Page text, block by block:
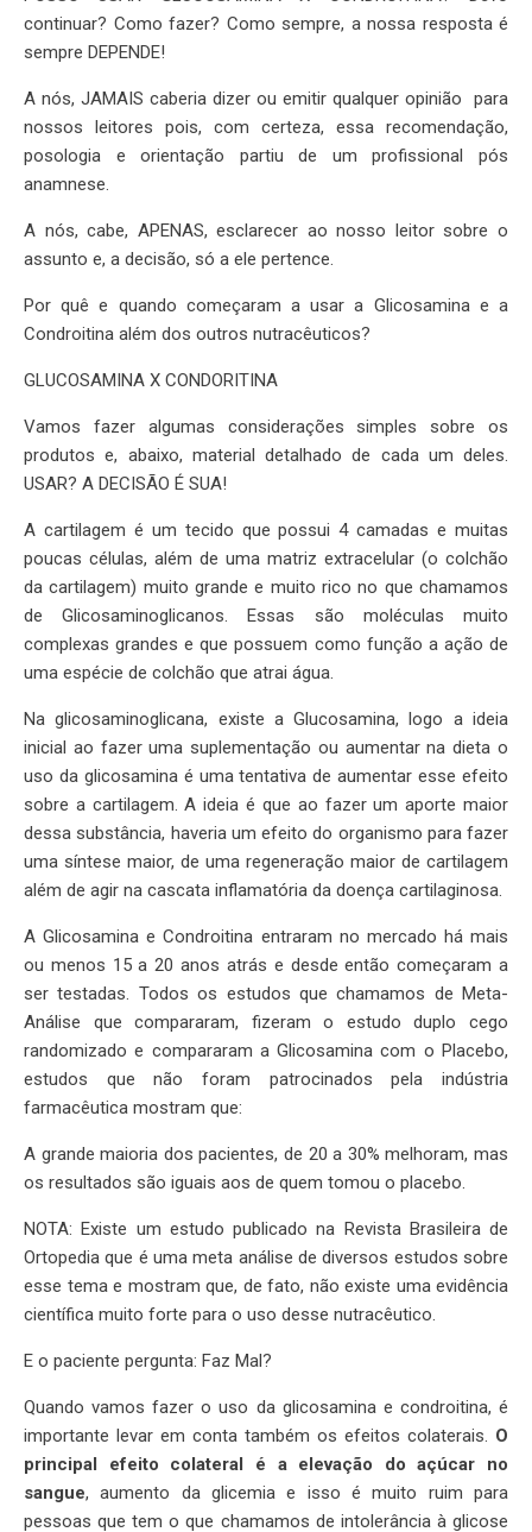
continuar? Como fazer? Como sempre, a nossa resposta é
sempre DEPENDE!
A nós, JAMAIS caberia dizer ou emitir qualquer opinião para
nossos leitores pois, com certeza, essa recomendação,
posologia e orientação partiu de um profissional pós
anamnese.
A nós, cabe, APENAS, esclarecer ao nosso leitor sobre o
assunto e, a decisão, só a ele pertence.
Por quê e quando começaram a usar a Glicosamina e a
Condroitina além dos outros nutracêuticos?
GLUCOSAMINA X CONDORITINA
Vamos fazer algumas considerações simples sobre os
produtos e, abaixo, material detalhado de cada um deles.
USAR? A DECISÃO É SUA!
A cartilagem é um tecido que possui 4 camadas e muitas
poucas células, além de uma matriz extracelular (o colchão
da cartilagem) muito grande e muito rico no que chamamos
de Glicosaminoglicanos. Essas são moléculas muito
complexas grandes e que possuem como função a ação de
uma espécie de colchão que atrai água.
Na glicosaminoglicana, existe a Glucosamina, logo a ideia
inicial ao fazer uma suplementação ou aumentar na dieta o
uso da glicosamina é uma tentativa de aumentar esse efeito
sobre a cartilagem. A ideia é que ao fazer um aporte maior
dessa substância, haveria um efeito do organismo para fazer
uma síntese maior, de uma regeneração maior de cartilagem
além de agir na cascata inflamatória da doença cartilaginosa.
A Glicosamina e Condroitina entraram no mercado há mais
ou menos 15 a 20 anos atrás e desde então começaram a
ser testadas. Todos os estudos que chamamos de Meta-
Análise que compararam, fizeram o estudo duplo cego
randomizado e compararam a Glicosamina com o Placebo,
estudos que não foram patrocinados pela indústria
farmacêutica mostram que:
A grande maioria dos pacientes, de 20 a 30% melhoram, mas
os resultados são iguais aos de quem tomou o placebo.
NOTA: Existe um estudo publicado na Revista Brasileira de
Ortopedia que é uma meta análise de diversos estudos sobre
esse tema e mostram que, de fato, não existe uma evidência
científica muito forte para o uso desse nutracêutico.
E o paciente pergunta: Faz Mal?
Quando vamos fazer o uso da glicosamina e condroitina, é
importante levar em conta também os efeitos colaterais. O
principal efeito colateral é a elevação do açúcar no
sangue, aumento da glicemia e isso é muito ruim para
pessoas que tem o que chamamos de intolerância à glicose